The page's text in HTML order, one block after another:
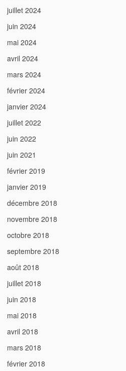
juillet 2024
juin 2024
mai 2024
avril 2024
mars 2024
février 2024
janvier 2024
juillet 2022
juin 2022
juin 2021
février 2019
janvier 2019
décembre 2018
novembre 2018
octobre 2018
septembre 2018
août 2018
juillet 2018
juin 2018
mai 2018
avril 2018
mars 2018
février 2018